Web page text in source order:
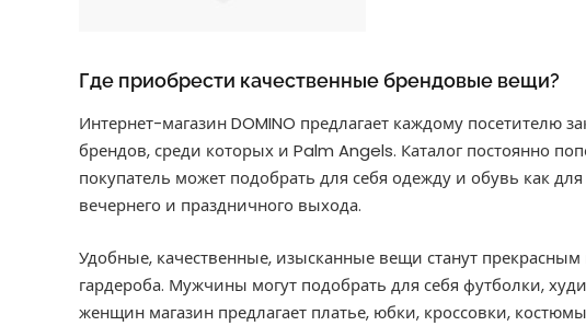
Где приобрести качественные брендовые вещи?
Интернет-магазин DOMINO предлагает каждому посетителю
брендов, среди которых и Palm Angels. Каталог постоянно
покупатель может подобрать для себя одежду и обувь как
вечернего и праздничного выхода.
Удобные, качественные, изысканные вещи станут
гардероба. Мужчины могут подобрать для себя футболки,
женщин магазин предлагает платье, юбки, кроссовки,